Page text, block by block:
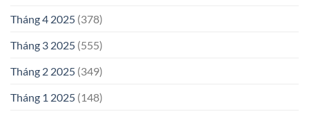
Tháng 4 2025 (378)
Tháng 3 2025 (555)
Tháng 2 2025 (349)
Tháng 1 2025 (148)